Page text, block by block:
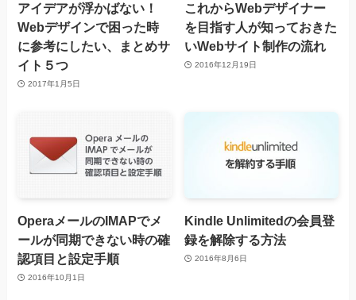
アイデアが浮かばない！
Webデザインで困った時
に参考にしたい、まとめサ
イト５つ
2017年1月5日
これからWebデザイナー
を目指す人が知っておきた
いWebサイト制作の流れ
2016年12月19日
OperaメールのIMAPでメ
ールが同期できない時の確
認項目と設定手順
2016年10月1日
Kindle Unlimitedの会員登
録を解除する方法
2016年8月6日